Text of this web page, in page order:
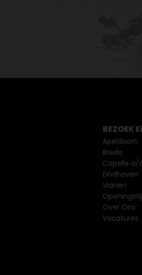
BEZOEK
Apeldoorn
Breda
Capelle a/
Eindhoven
Vianen
Over Ons
Vacatures